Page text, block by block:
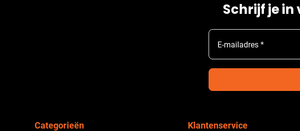
Schrijf je in
E-mailadres *
Categorieën Klantenservice